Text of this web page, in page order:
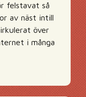
felstavat så
av näst intill
över
i många